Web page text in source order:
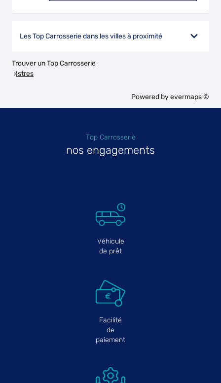
Les Top Carrosserie dans les villes à proximité
Trouver un Top Carrosserie
Istres
Powered byevermaps ©
Top Carrosserie
nos engagements
Véhicule
de prêt
Facilité
de
paiement